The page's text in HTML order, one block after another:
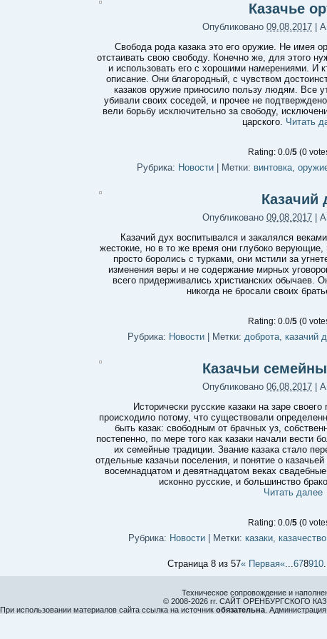
Казачье
Опубликовано 09.08.2017
Свобода рода казака это его оружие. Не имея
отстаивать свою свободу. Конечно же, для этого
и использовать его с хорошими намерениями. И
описание. Они благородный, с чувством
казаков оружие приносило пользу людям. Все
убивали своих соседей, и прочее не
вели борьбу исключительно за свободу,
царского. Читать
Rating: 0.0/5 (0
Рубрика: Новости Метки: винтовка,
Казачий
Опубликовано 09.08.2017
Казачий дух воспитывался и закалялся
жестокие, но в то же время они глубоко верующие,
просто боролись с турками, они мстили за
изменения веры и не содержание мирных
всего придерживались христианских обычаев.
никогда не бросали своих
Rating: 0.0/5 (0
Рубрика: Новости Метки: доброта, казачий
Казачьи
Опубликовано 06.08.2017
Исторически русские казаки на заре
происходило потому, что существовали
быть казак: свободным от брачных уз,
постепенно, по мере того как казаки начали вести
их семейные традиции. Звание казака стало
отдельные казачьи поселения, и понятие о
восемнадцатом и девятнадцатом веках
исконно русские, и большинство
Читать далее
Rating: 0.0/5 (0
Рубрика: Новости| Метки: казаки,
Страница 8 из 57« Первая«...678910
Техническое сопровождение и
© 2008-2026 гг. САЙТ ОРЕНБУРГСКОГО
При использовании материалов сайта ссылка на источник обязательна. Администрация